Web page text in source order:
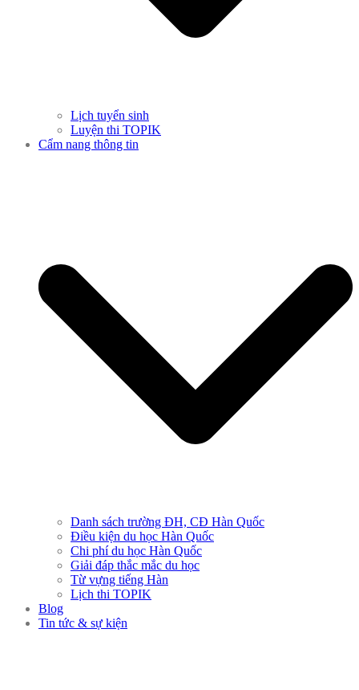
Lịch tuyển sinh
Luyện thi TOPIK
Cẩm nang thông tin
Danh sách trường ĐH, CĐ Hàn Quốc
Điều kiện du học Hàn Quốc
Chi phí du học Hàn Quốc
Giải đáp thắc mắc du học
Từ vựng tiếng Hàn
Lịch thi TOPIK
Blog
Tin tức & sự kiện